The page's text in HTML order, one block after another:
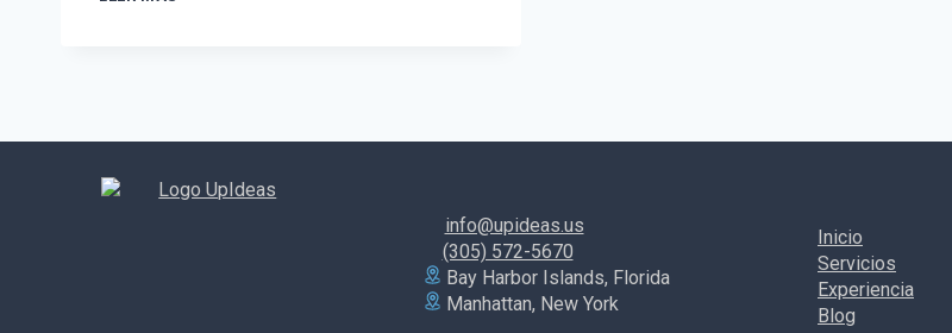
info@upideas.us
(305) 572-5670
Bay Harbor Islands, Florida
Manhattan, New York
Inicio
Servicios
Experiencia
Blog